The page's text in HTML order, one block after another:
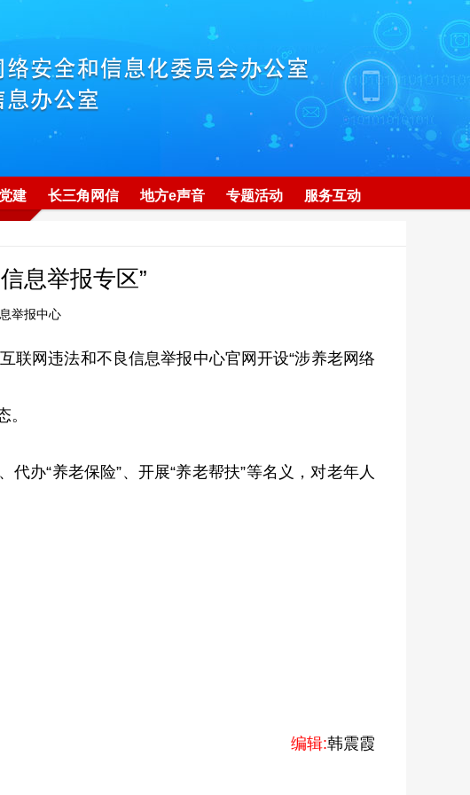
建 长三角网信 地方e声音 专题活动 服务互动
息举报专区”
举报中心
联网违法和不良信息举报中心官网开设“涉养老网络
代办“养老保险”、开展“养老帮扶”等名义，对老年人
编辑:韩震霞